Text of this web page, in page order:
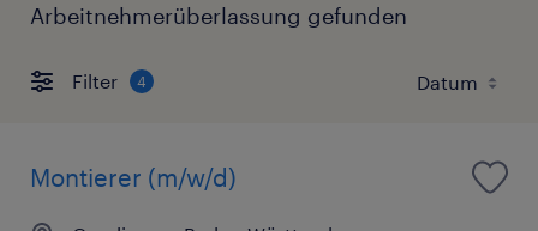
Arbeitnehmerüberlassung gefunden
Filter 4
Montierer (m/w/d)